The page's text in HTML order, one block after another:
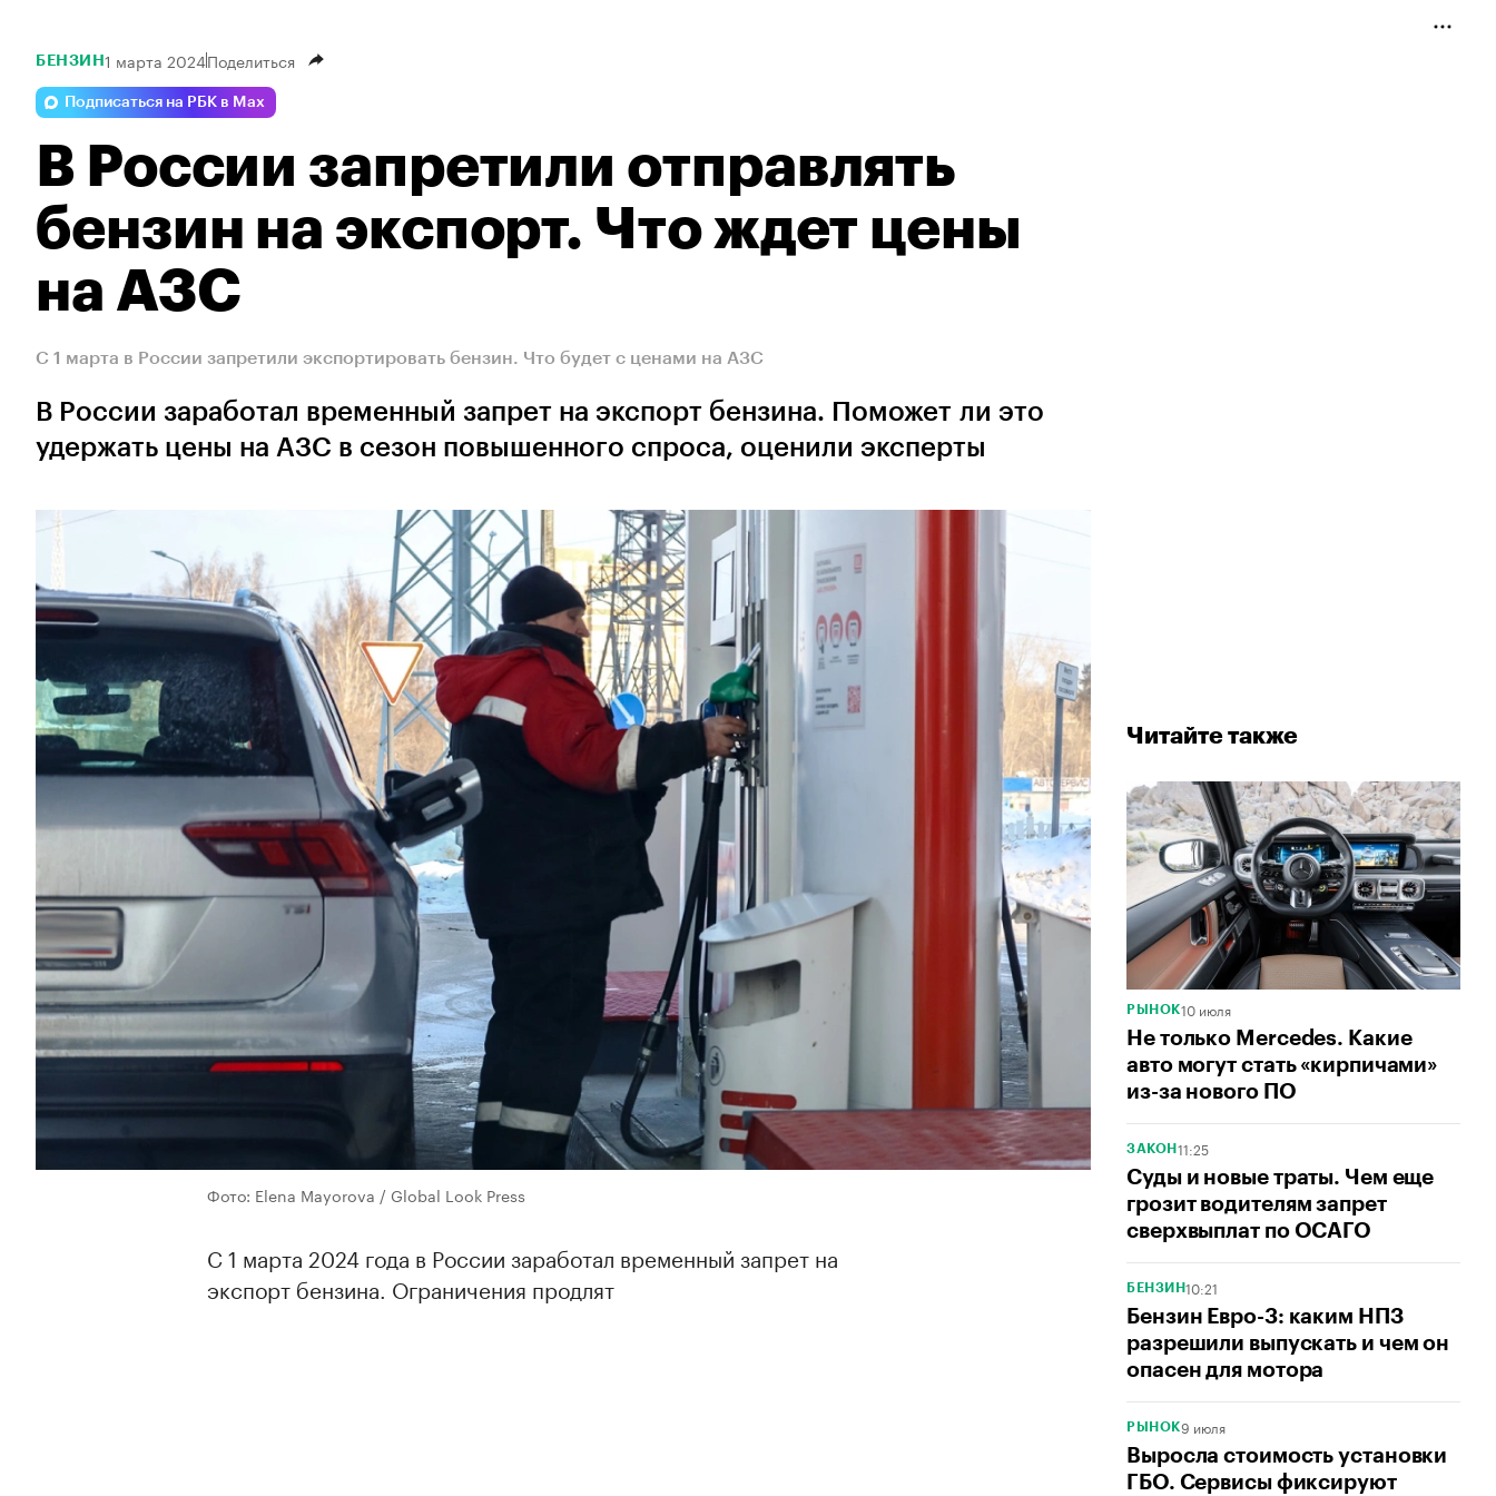
Читайте также
РЫНОК10 июля
Не только Mercedes. Какие
авто могут стать «кирпичами»
из-за нового ПО
ЗАКОН 11:25
Суды и новые траты. Чем еще
грозит водителям запрет
сверхвыплат по ОСАГО
БЕНЗИН10:21
Бензин Евро-3: каким НПЗ
разрешили выпускать и чем он
опасен для мотора
РЫНОК9 июля
Выросла стоимость установки
ГБО. Сервисы фиксируют
БЕНЗИН 1 марта 2024Поделиться
Подписаться на РБК в Max
В России запретили отправлять
бензин на экспорт. Что ждет цены
на АЗС
С 1 марта в России запретили экспортировать бензин. Что будет с ценами на АЗС
В России заработал временный запрет на экспорт бензина. Поможет ли это
удержать цены на АЗС в сезон повышенного спроса, оценили эксперты
Фото: Elena Mayorova / Global Look Press
С 1 марта 2024 года в России заработал временный запрет на
экспорт бензина. Ограничения продлят